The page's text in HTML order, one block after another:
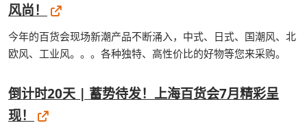
风尚！
今年的百货会现场新潮产品不断涌入，中式、日式、国潮风、北
欧风、工业风。。。各种独特、高性价比的好物等您来采购。
倒计时20天 | 蓄势待发！上海百货会7月精彩呈
现！